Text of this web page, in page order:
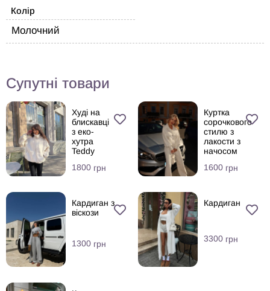
Колір
Молочний
Супутні товари
Худі на
блискавці
з еко-
хутра
Teddy
1800 грн
Куртка
сорочкового
стилю з
лакости з
начосом
1600 грн
Кардиган з
віскози
1300 грн
Кардиган
3300 грн